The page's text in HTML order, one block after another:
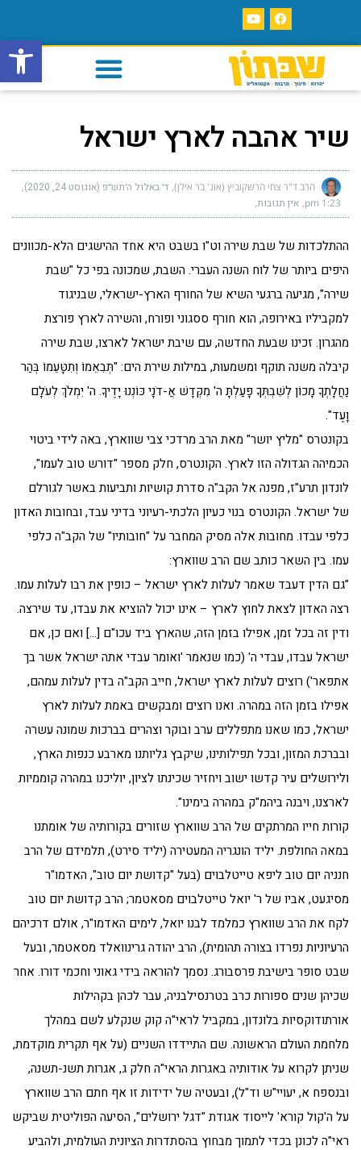
פתח
שיר אהבה לארץ ישראל
הרב ד"ר צחי הרשקוביץ (אונ' בר אילן) ד׳ באלול ה׳תש״פ (אוגוסט 24, 2020)
1:23 pm אין תגובות
ההתלכדות של שבת שירה וט"ו בשבט היא אחד ההישגים הלא-מכוונים
היפים ביותר של לוח השנה העברי. השבת, שמכונה בפי כל "שבת
שירה", מגיעה ברגעי השיא של החורף הארץ-ישראלי, שבניגוד
למקביליו באירופה, הוא חורף ססגוני ופורח, והשירה לארץ פורצת
מהגרון. זכינו שבעת החדשה, עם שיבת ישראל לארצו, שבת שירה
קיבלה משנה תוקף ומשמעות, במילות שירת הים: "תְּבִאֵמוֹ וְתִטָּעֵמוֹ בְּהַר
נַחֲלָתְךָ מָכוֹן לְשִׁבְתְּךָ פָּעַלְתָּ ה' מִקְּדָשׁ אֲ-דֹנָי כּוֹנְנוּ יָדֶיךָ. ה' יִמְלֹךְ לְעֹלָם
וָעֶד".
בקונטרס "מליץ יושר" מאת הרב מרדכי צבי שווארץ, באה לידי ביטוי
הכמיהה הגדולה הזו לארץ. הקונטרס, חלק מספר "דורש טוב לעמו",
לונדון תרע"ז, מפנה אל הקב"ה סדרת קושיות ותביעות באשר לגורלם
של ישראל. הקונטרס בנוי כעיון הלכתי-רעיוני בדיני עבד, ובחובות האדון
כלפי עבדו. מחובות אלה מסיק המחבר על "חובותיו" של הקב"ה כלפי
עמו. בין השאר כותב שם הרב שווארץ:
"גם הדין דעבד שאמר לעלות לארץ ישראל – כופין את רבו לעלות עמו.
רצה האדון לצאת לחוץ לארץ – אינו יכול להוציא את עבדו, עד שירצה.
ודין זה בכל זמן, אפילו בזמן הזה, שהארץ ביד עכו"ם […] ואם כן, אם
ישראל עבדו, עבדי ה' (כמו שנאמר 'ואומר עבדי אתה ישראל אשר בך
אתפאר') רוצים לעלות לארץ ישראל, חייב הקב"ה בדין לעלות עמהם,
אפילו בזמן הזה במהרה. ואנו רוצים ומבקשים באמת לעלות לארץ
ישראל, כמו שאנו מתפללים ערב ובוקר וצהרים בברכות שמונה עשרה
ובברכת המזון, ובכל תפילותינו, שיקבץ גליותנו מארבע כנפות הארץ,
ולירושלים עיר קדשו ישוב ויחזיר שכינתו לציון, יוליכנו במהרה קוממיות
לארצנו, ויבנה ביהמ"ק במהרה בימינו".
קורות חייו המרתקים של הרב שווארץ שזורים בקורותיה של אומתנו
במאה החולפת. יליד הונגריה המעטירה (יליד סירט), תלמידם של הרב
חנניה יום טוב ליפא טייטלבוים (בעל "קדושת יום טוב", האדמו"ר
מסיגעט, אביו של ר' יואל טייטלבוים מסאטמר; הרב קדושת יום טוב
לקח את הרב שווארץ כמלמד לבנו יואל, לימים האדמו"ר, אולם דרכיהם
הרעיוניות נפרדו בצורה תהומית), הרב יהודה גרינוואלד מסאטמר, ובעל
שבט סופר בישיבת פרסבורג. נסמך להוראה בידי גאוני וחכמי דורו. אחר
שכיהן שנים ספורות כרב בטרנסילבניה, עבר לכהן בקהילות
אורתודוקסיות בלונדון, במקביל לראי"ה קוק שנקלע לשם במהלך
מלחמת העולם הראשונה. שם התיידדו השניים (על אף תקרית מוקדמת,
שניתן לקרוא על אודותיה באגרות הראי"ה חלק ג, אגרות תשנ-תשנה,
ובנספח א, יעויי"ש וד"ל), ובעטיה של ידידות זו אף חתם הרב שווארץ
על ה'קול קורא' לייסוד אגודת "דגל ירושלים", הסיעה הפוליטית שביקש
ראי"ה לכונן בכדי לתמוך מבחוץ בהסתדרות הציונית העולמית, ולהביע